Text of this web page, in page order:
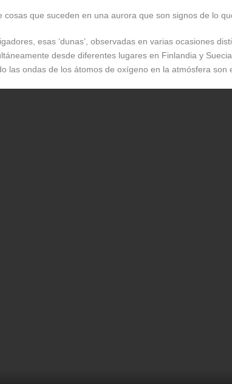
cosas que suceden en una aurora que son signos de lo
esas ‘dunas’, observadas en varias ocasiones
desde diferentes lugares en Finlandia y
las ondas de los átomos de oxígeno en la atmósfera